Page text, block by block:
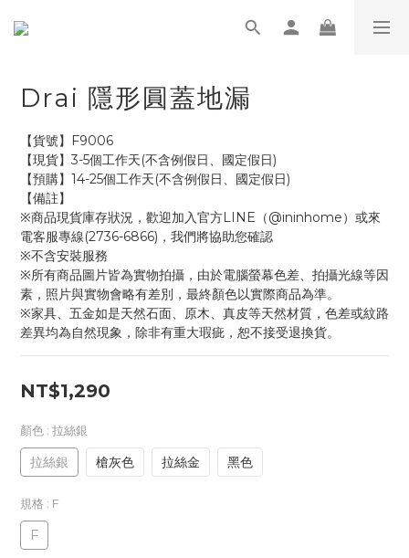
Drai 隱形圓蓋地漏
【貨號】F9006
【現貨】3-5個工作天(不含例假日、國定假日)
【預購】14-25個工作天(不含例假日、國定假日)
【備註】
※商品現貨庫存狀況，歡迎加入官方LINE（@ininhome）或來
電客服專線(2736-6866)，我們將協助您確認
※不含安裝服務
※所有商品圖片皆為實物拍攝，由於電腦螢幕色差、拍攝光線等因
素，照片與實物會略有差別，最終顏色以實際商品為準。
※家具、五金如是天然石面、原木、真皮等天然材質，色差或紋路
差異均為自然現象，除非有重大瑕疵，恕不接受退換貨。
NT$1,290
顏色 : 拉絲銀
拉絲銀 槍灰色 拉絲金 黑色
規格 : F
F